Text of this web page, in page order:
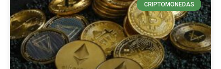
CRIPTOMONEDAS